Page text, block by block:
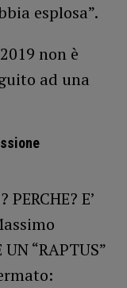
esplosa”.
non è
ad una
E’
“RAPTUS”